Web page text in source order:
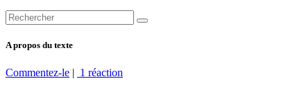
A propos du texte
Commentez-le | 1 réaction